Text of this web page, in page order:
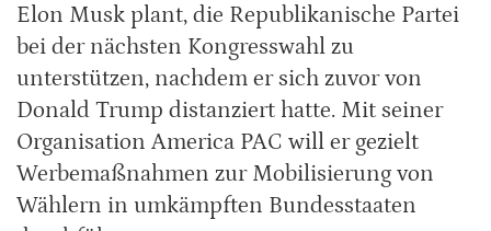
Elon Musk plant, die Republikanische Partei
bei der nächsten Kongresswahl zu
unterstützen, nachdem er sich zuvor von
Donald Trump distanziert hatte. Mit seiner
Organisation America PAC will er gezielt
Werbemaßnahmen zur Mobilisierung von
Wählern in umkämpften Bundesstaaten